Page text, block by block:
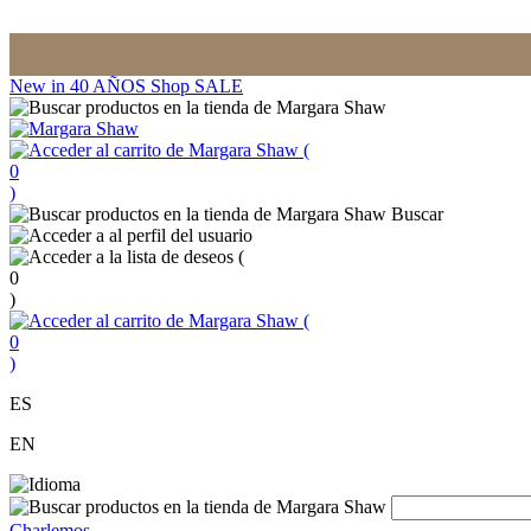
New in 40 AÑOS Shop SALE
(
0
)
Buscar
(
0
)
(
0
)
ES
EN